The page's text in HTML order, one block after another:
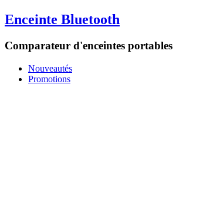
Enceinte Bluetooth
Comparateur d'enceintes portables
Nouveautés
Promotions